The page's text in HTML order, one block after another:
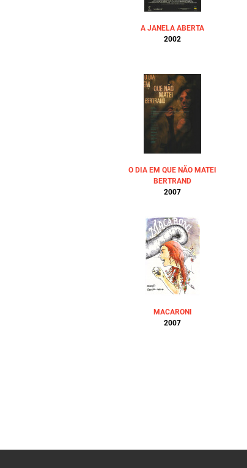
A JANELA ABERTA
2002
O DIA EM QUE NÃO MATEI
BERTRAND
2007
MACARONI
2007